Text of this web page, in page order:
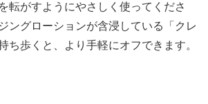
転がすようにやさしく使ってくださ
ングローションが含浸している「クレ
ち歩くと、より手軽にオフできます。